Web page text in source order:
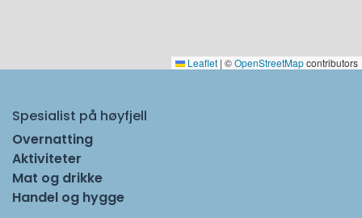
Leaflet | ©OpenStreetMapcontributors
Spesialist på høyfjell
Overnatting
Aktiviteter
Mat og drikke
Handel og hygge